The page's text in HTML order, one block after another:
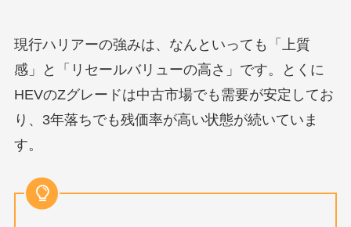
現行ハリアーの強みは、なんといっても「上質
感」と「リセールバリューの高さ」です。とくに
HEVのZグレードは中古市場でも需要が安定してお
り、3年落ちでも残価率が高い状態が続いていま
す。